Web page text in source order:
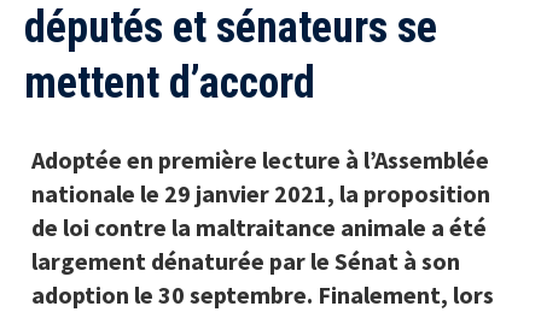
députés et sénateurs se
mettent d’accord
Adoptée en première lecture à l’Assemblée
nationale le 29 janvier 2021, la proposition
de loi contre la maltraitance animale a été
largement dénaturée par le Sénat à son
adoption le 30 septembre. Finalement, lors